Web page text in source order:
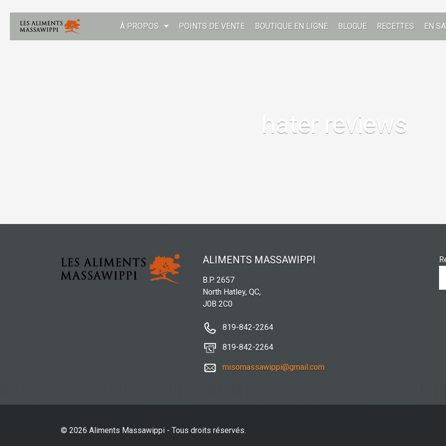
À PROPOS POINTS DE VENTE BOUTIQUE EN LIGNE BLOGUE RECETTES EN
hater reviews
ALIMENTS MASSAWIPPI
B.P. 2657
North Hatley, QC,
J0B 2C0
819-842-2264
819-842-2264
misomassawippi@gmail.com
© 2026 Aliments Massawippi - Tous droits réservés.